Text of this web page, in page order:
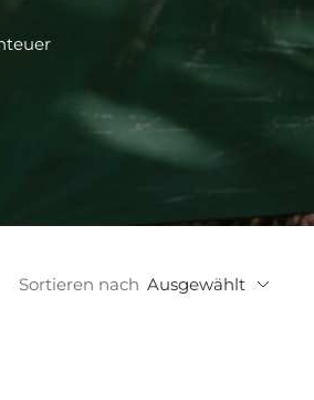
Sortieren nach Ausgewählt